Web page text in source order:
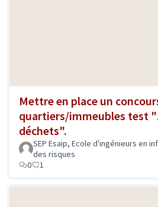
Mettre en place un
quartiers/immeubles test
déchets".
SEP Esaip, Ecole d'ingénieurs en
des risques
0
1